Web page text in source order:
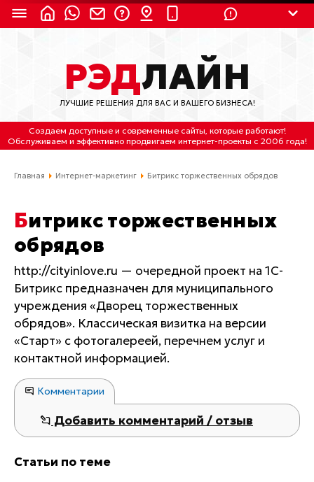
8 (800) 550-9899 (с 2:30 до 11:30 по
Мск)
Бесплатно по России
(4212) 658-653
(4212) 637-673
Отдельный вход \ Левый торец здания
Пн-пт. с 9:30 до 18:30 (по Хбк)
info@lred.ru
Все контакты
РЭДЛАЙН
ЛУЧШИЕ РЕШЕНИЯ ДЛЯ ВАС И ВАШЕГО БИЗНЕСА!
Создаем доступные и современные сайты, которые работают!
Обслуживаем и эффективно продвигаем интернет-проекты с 2006 года!
Главная Интернет-маркетинг Битрикс торжественных обрядов
Битрикс торжественных
обрядов
http://cityinlove.ru — очередной проект на 1С-
Битрикс предназначен для муниципального
учреждения «Дворец торжественных
обрядов». Классическая визитка на версии
«Старт» с фотогалереей, перечнем услуг и
контактной информацией.
Комментарии
Добавить комментарий / отзыв
Статьи по теме